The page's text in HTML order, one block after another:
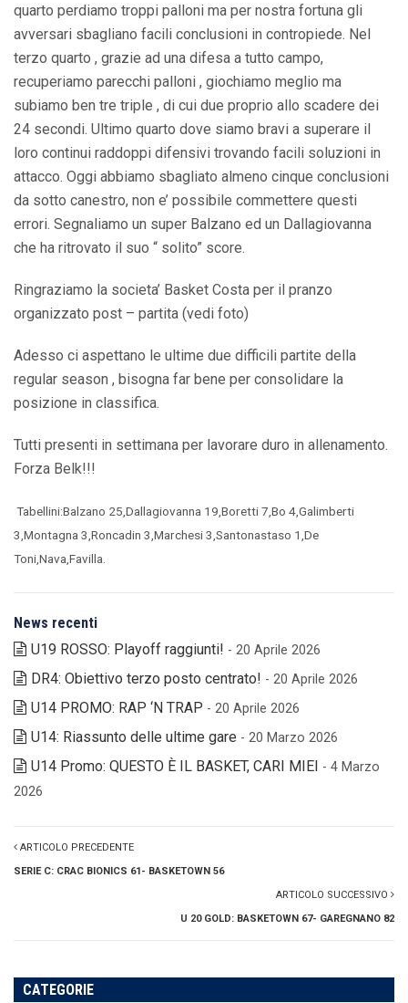
quarto perdiamo troppi palloni ma per nostra fortuna gli
avversari sbagliano facili conclusioni in contropiede. Nel
terzo quarto , grazie ad una difesa a tutto campo,
recuperiamo parecchi palloni , giochiamo meglio ma
subiamo ben tre triple , di cui due proprio allo scadere dei
24 secondi. Ultimo quarto dove siamo bravi a superare il
loro continui raddoppi difensivi trovando facili soluzioni in
attacco. Oggi abbiamo sbagliato almeno cinque conclusioni
da sotto canestro, non e’ possibile commettere questi
errori. Segnaliamo un super Balzano ed un Dallagiovanna
che ha ritrovato il suo “ solito” score.
Ringraziamo la societa’ Basket Costa per il pranzo
organizzato post – partita (vedi foto)
Adesso ci aspettano le ultime due difficili partite della
regular season , bisogna far bene per consolidare la
posizione in classifica.
Tutti presenti in settimana per lavorare duro in allenamento.
Forza Belk!!!
Tabellini:Balzano 25,Dallagiovanna 19,Boretti 7,Bo 4,Galimberti
3,Montagna 3,Roncadin 3,Marchesi 3,Santonastaso 1,De
Toni,Nava,Favilla.
News recenti
U19 ROSSO: Playoff raggiunti! - 20 Aprile 2026
DR4: Obiettivo terzo posto centrato! - 20 Aprile 2026
U14 PROMO: RAP ‘N TRAP - 20 Aprile 2026
U14: Riassunto delle ultime gare - 20 Marzo 2026
U14 Promo: QUESTO È IL BASKET, CARI MIEI - 4 Marzo
2026
ARTICOLO PRECEDENTE
SERIE C: CRAC BIONICS 61- BASKETOWN 56
ARTICOLO SUCCESSIVO
U 20 GOLD: BASKETOWN 67- GAREGNANO 82
CATEGORIE